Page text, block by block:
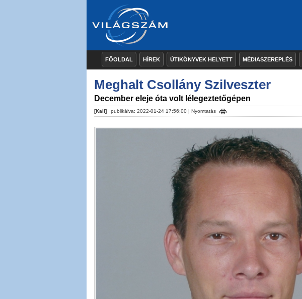
FŐOLDAL HÍREK ÚTIKÖNYVEK HELYETT MÉDIASZEREPLÉS
Meghalt Csollány Szilveszter
December eleje óta volt lélegeztetőgépen
[Kail] publikálva: 2022-01-24 17:56:00 | Nyomtatás